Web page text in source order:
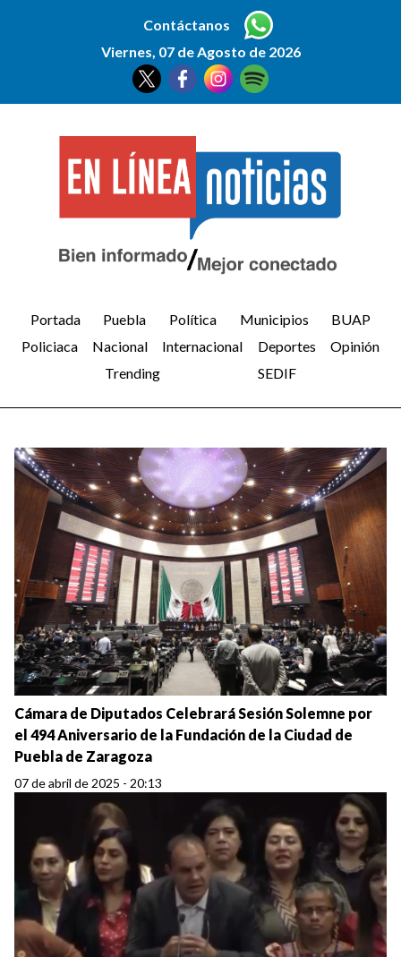
Contáctanos
Viernes, 07 de Agosto de 2026
Portada Puebla Política Municipios
BUAP
Policiaca
Nacional Internacional Deportes
Opinión
Trending
SEDIF
Cámara de Diputados Celebrará Sesión Solemne por
el 494 Aniversario de la Fundación de la Ciudad de
Puebla de Zaragoza
07 de abril de 2025 - 20:13